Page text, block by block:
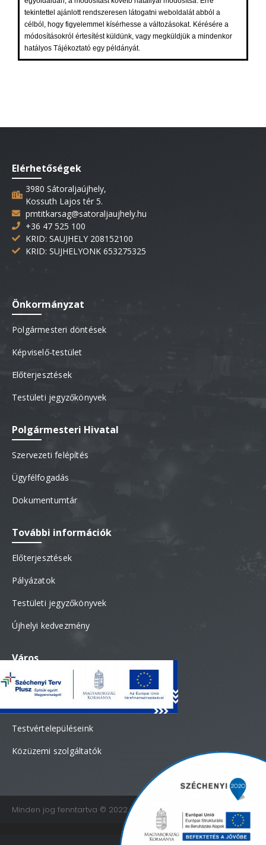
Elérhetőségek
3980 Sátoraljaújhely,
Kossuth Lajos tér 5.
pmtitkarsag@satoraljaujhely.hu
+36 47 525 100
KRID: SAUJHELY 208152100
KRID: SUJHELYONK 653275325
Önkormányzat
Polgármesteri döntések
Képviselő-testület
Előterjesztések
Testületi jegyzőkönyvek
Polgármesteri Hivatal
Szervezeti felépítés
Ügyfélfogadás
Dokumentumtár
További információk
Előterjesztések
Pályázatok
Testületi jegyzőkönyvek
Újhelyi kedvezmény
Város
Polgármesteri köszöntő
Fekvése – Története
Testvértelepüléseink
Közüzemi szolgáltatók
Minden jog fenntartva © 2022 Sátoraljaújhely